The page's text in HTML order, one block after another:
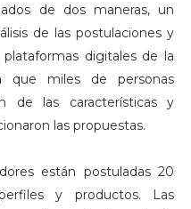
de dos maneras, un
de las postulaciones y
digitales de la
que miles de personas
de las características y
las propuestas.
están postuladas 20
y productos. Las